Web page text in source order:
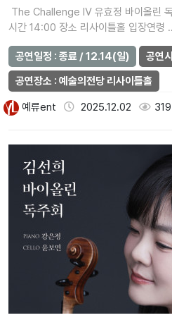
The Challenge Ⅳ 유효정 바이올린
시간 14:00 장소 리사이틀홀 입장연령
공연일정 : 종료 / 12.14(일)
공연
공연장소 : 예술의전당 리사이틀홀
예류ent 2025.12.02 319